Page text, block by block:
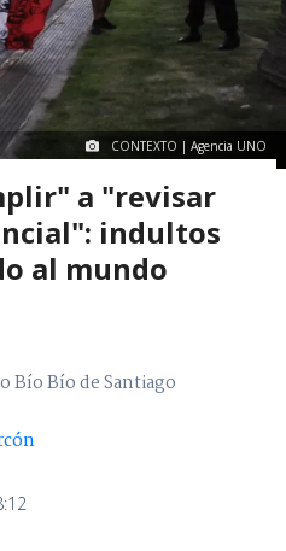
CONTEXTO | Agencia UNO
a "revisar
indultos
al mundo
Bío Bío de Santiago